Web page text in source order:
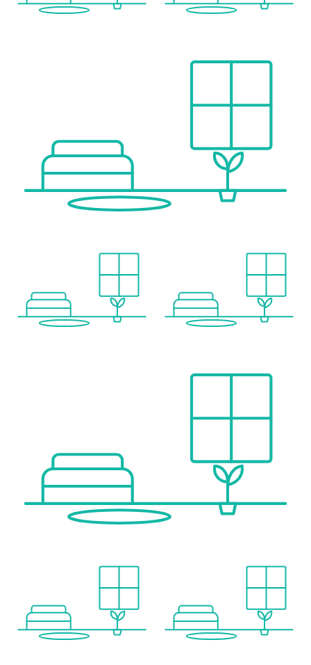
PUBLIC TRANSPORT CONNECTIONS:
* A new tram line will pass directly by the development area "An der Schanze."
Completion is expected by autumn-2026.
ENERGY PERFORMANCE CERTIFICATE:
The heating demand is 21,90 kWh/m²a, which corresponds to class B.
Der Vermittler ist als Doppelmakler tätig.
Infrastruktur / Entfernungen
Kindergarten <500m
Universität <1.000m
Höhere Schule <1.500m
Nahversorgung
Supermarkt <500m
Bank <1.000m
Post <1.500m
Polizei <1.000m